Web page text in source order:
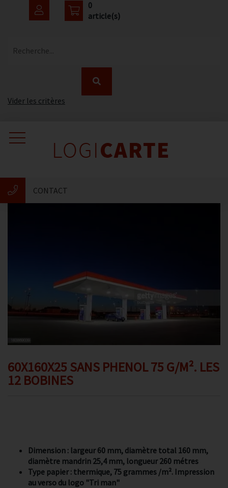
0
article(s)
Recherche...
Vider les critères
CONTACT
Catalogue
60X160X25 SANS PHENOL 75 G/M². LES
12 BOBINES
Dimension : largeur 60 mm, diamètre total 160 mm,
diamètre mandrin 25,4 mm, longueur 260 métres
Type papier : thermique, 75 grammes /m². Impression
au verso du logo "Tri man"